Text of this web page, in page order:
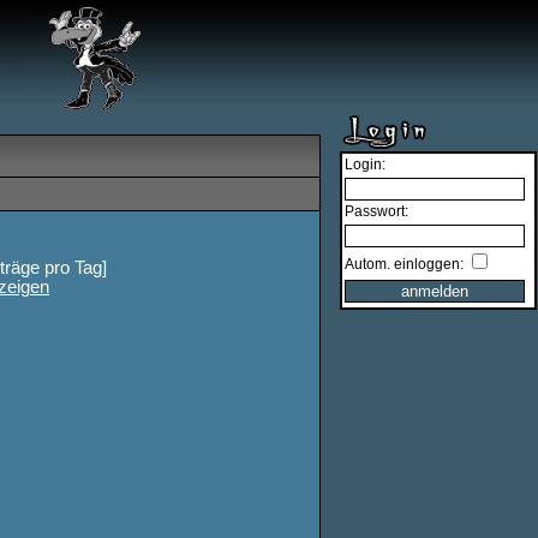
Login:
Passwort:
Autom. einloggen:
pro Tag]